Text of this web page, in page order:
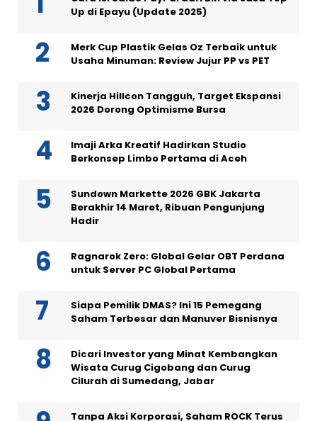
Up di Epayu (Update 2025)
Merk Cup Plastik Gelas Oz Terbaik untuk
Usaha Minuman: Review Jujur PP vs PET
Kinerja Hillcon Tangguh, Target Ekspansi
2026 Dorong Optimisme Bursa
Imaji Arka Kreatif Hadirkan Studio
Berkonsep Limbo Pertama di Aceh
Sundown Markette 2026 GBK Jakarta
Berakhir 14 Maret, Ribuan Pengunjung
Hadir
Ragnarok Zero: Global Gelar OBT Perdana
untuk Server PC Global Pertama
Siapa Pemilik DMAS? Ini 15 Pemegang
Saham Terbesar dan Manuver Bisnisnya
Dicari Investor yang Minat Kembangkan
Wisata Curug Cigobang dan Curug
Cilurah di Sumedang, Jabar
Tanpa Aksi Korporasi, Saham ROCK Terus